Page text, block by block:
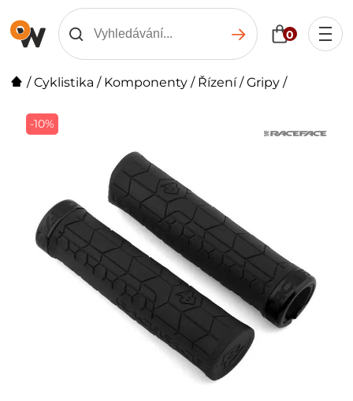
0
/Cyklistika / Komponenty / Řízení/Gripy /
-10%